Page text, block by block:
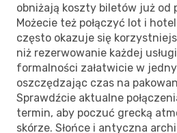
obniżają koszty biletów już od
Możecie też połączyć lot i
często okazuje się
niż rezerwowanie każdej
formalności załatwicie w
oszczędzając czas na
Sprawdźcie aktualne
termin, aby poczuć grecką
skórze. Słońce i antyczna